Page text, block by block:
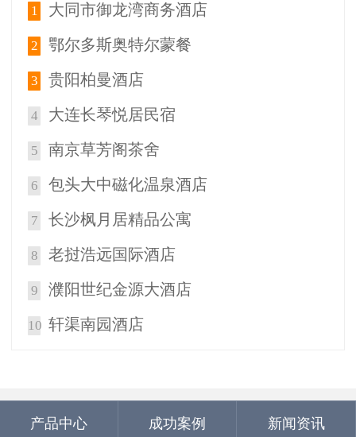
1 大同市御龙湾商务酒店
2 鄂尔多斯奥特尔蒙餐
3 贵阳柏曼酒店
4 大连长琴悦居民宿
5 南京草芳阁茶舍
6 包头大中磁化温泉酒店
7 长沙枫月居精品公寓
8 老挝浩远国际酒店
9 濮阳世纪金源大酒店
10 轩渠南园酒店
产品中心 成功案例 新闻资讯